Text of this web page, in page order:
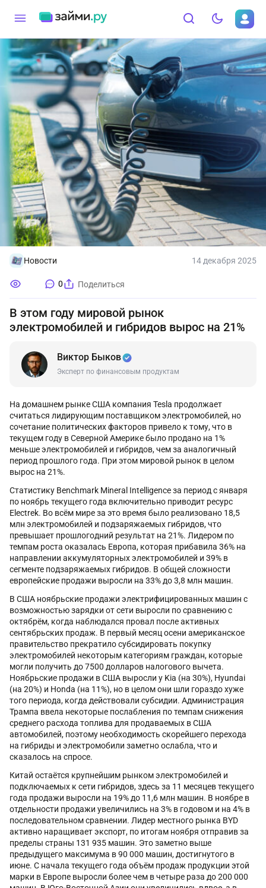
Новости 14 декабря 2025
0 Поделиться
В этом году мировой рынок
электромобилей и гибридов вырос на 21%
Виктор Быков
Эксперт по финансовым продуктам
На домашнем рынке США компания Tesla продолжает
считаться лидирующим поставщиком электромобилей, но
сочетание политических факторов привело к тому, что в
текущем году в Северной Америке было продано на 1%
меньше электромобилей и гибридов, чем за аналогичный
период прошлого года. При этом мировой рынок в целом
вырос на 21%.
Статистику Benchmark Mineral Intelligence за период с января
по ноябрь текущего года включительно приводит ресурс
Electrek. Во всём мире за это время было реализовано 18,5
млн электромобилей и подзаряжаемых гибридов, что
превышает прошлогодний результат на 21%. Лидером по
темпам роста оказалась Европа, которая прибавила 36% на
направлении аккумуляторных электромобилей и 39% в
сегменте подзаряжаемых гибридов. В общей сложности
европейские продажи выросли на 33% до 3,8 млн машин.
В США ноябрьские продажи электрифицированных машин с
возможностью зарядки от сети выросли по сравнению с
октябрём, когда наблюдался провал после активных
сентябрьских продаж. В первый месяц осени американское
правительство прекратило субсидировать покупку
электромобилей некоторым категориям граждан, которые
могли получить до 7500 долларов налогового вычета.
Ноябрьские продажи в США выросли у Kia (на 30%), Hyundai
(на 20%) и Honda (на 11%), но в целом они шли гораздо хуже
того периода, когда действовали субсидии. Администрация
Трампа ввела некоторые послабления по темпам снижения
среднего расхода топлива для продаваемых в США
автомобилей, поэтому необходимость скорейшего перехода
на гибриды и электромобили заметно ослабла, что и
сказалось на спросе.
Китай остаётся крупнейшим рынком электромобилей и
подключаемых к сети гибридов, здесь за 11 месяцев текущего
года продажи выросли на 19% до 11,6 млн машин. В ноябре в
отдельности продажи увеличились на 3% в годовом и на 4% в
последовательном сравнении. Лидер местного рынка BYD
активно наращивает экспорт, по итогам ноября отправив за
пределы страны 131 935 машин. Это заметно выше
предыдущего максимума в 90 000 машин, достигнутого в
июне. С начала текущего года объём продаж продукции этой
марки в Европе выросли более чем в четыре раза до 200 000